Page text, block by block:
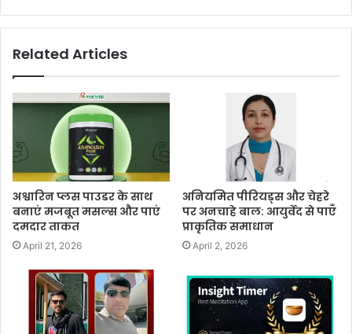
Related Articles
अश्वारिन प्लस पाउडर के साथ
बनाएं मजबूत मसल्स और पाएं
दमदार ताकत
April 21, 2026
अनियमित पीरियड्स और चेहरे
पर अनचाहे बाल: आयुर्वेद से पाएँ
प्राकृतिक समाधान
April 2, 2026